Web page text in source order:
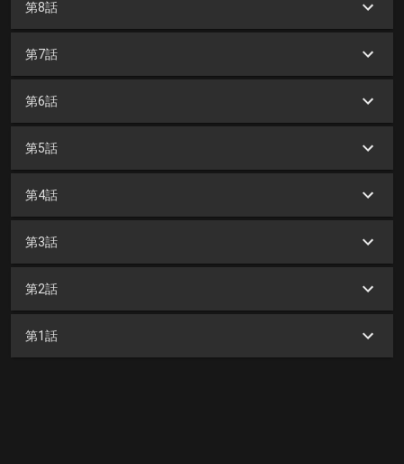
第8話
第7話
第6話
第5話
第4話
第3話
第2話
第1話